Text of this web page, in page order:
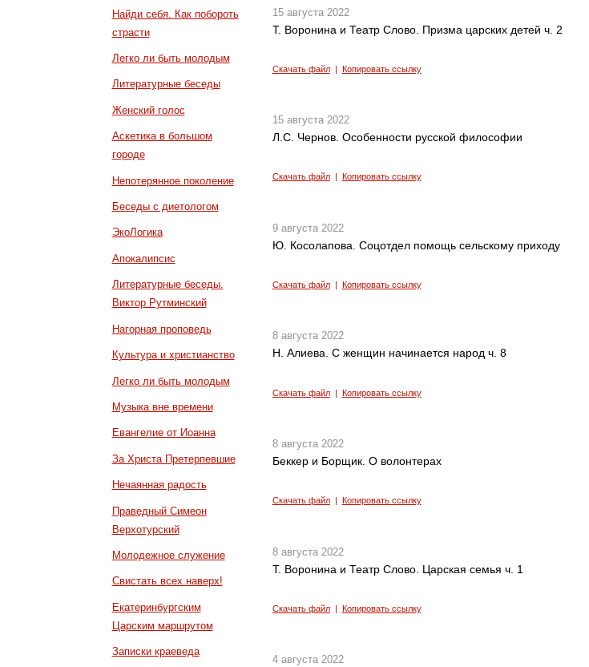
Найди себя. Как побороть
страсти
Легко ли быть молодым
Литературные беседы
Женский голос
Аскетика в большом
городе
Непотерянное поколение
Беседы с диетологом
ЭкоЛогика
Апокалипсис
Литературные беседы.
Виктор Рутминский
Нагорная проповедь
Культура и христианство
Легко ли быть молодым
Музыка вне времени
Евангелие от Иоанна
За Христа Претерпевшие
Нечаянная радость
Праведный Симеон
Верхотурский
Молодежное служение
Свистать всех наверх!
Екатеринбургским
Царским маршрутом
Записки краеведа
15 августа 2022
Т. Воронина и Театр Слово. Призма царских детей ч. 2
Скачать файл| Копировать ссылку
15 августа 2022
Л.С. Чернов. Особенности русской философии
Скачать файл| Копировать ссылку
9 августа 2022
Ю. Косолапова. Соцотдел помощь сельскому приходу
Скачать файл| Копировать ссылку
8 августа 2022
Н. Алиева. С женщин начинается народ ч. 8
Скачать файл| Копировать ссылку
8 августа 2022
Беккер и Борщик. О волонтерах
Скачать файл| Копировать ссылку
8 августа 2022
Т. Воронина и Театр Слово. Царская семья ч. 1
Скачать файл| Копировать ссылку
4 августа 2022